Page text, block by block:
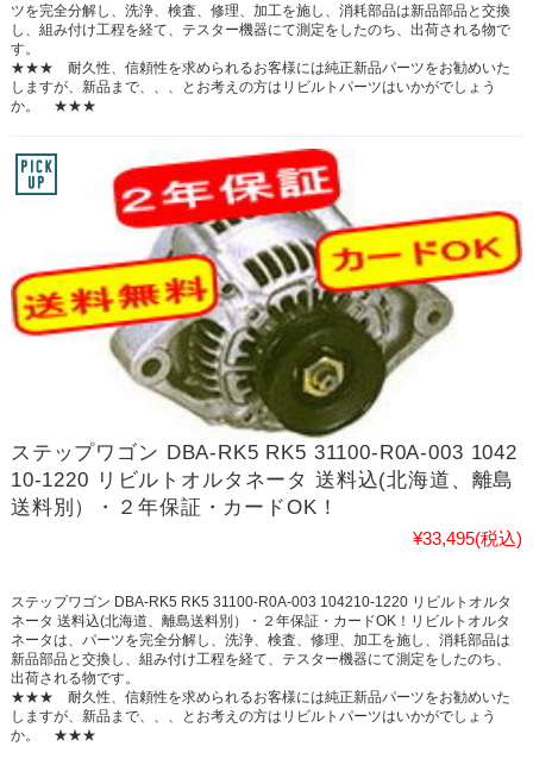
ツを完全分解し、洗浄、検査、修理、加工を施し、消耗部品は新品部品と交換
し、組み付け工程を経て、テスター機器にて測定をしたのち、出荷される物で
す。
★★★ 耐久性、信頼性を求められるお客様には純正新品パーツをお勧めいた
しますが、新品まで、、、とお考えの方はリビルトパーツはいかがでしょう
か。 ★★★
ステップワゴン DBA-RK5 RK5 31100-R0A-003 1042
10-1220 リビルトオルタネータ 送料込(北海道、離島
送料別）・２年保証・カードOK！
¥33,495(税込)
ステップワゴン DBA-RK5 RK5 31100-R0A-003 104210-1220 リビルトオルタ
ネータ 送料込(北海道、離島送料別）・２年保証・カードOK！リビルトオルタ
ネータは、パーツを完全分解し、洗浄、検査、修理、加工を施し、消耗部品は
新品部品と交換し、組み付け工程を経て、テスター機器にて測定をしたのち、
出荷される物です。
★★★ 耐久性、信頼性を求められるお客様には純正新品パーツをお勧めいた
しますが、新品まで、、、とお考えの方はリビルトパーツはいかがでしょう
か。 ★★★